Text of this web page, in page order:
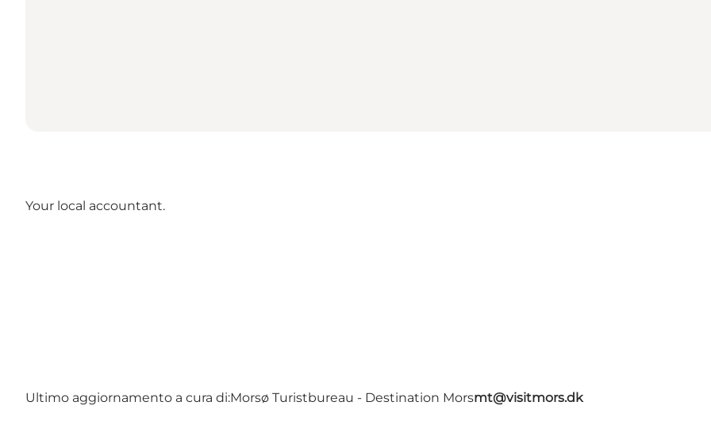
Your local accountant.
Ultimo aggiornamento a cura di:Morsø Turistbureau - Destination Morsmt@visitmors.dk